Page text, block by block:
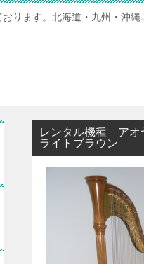
ります。北海道・九州・沖縄
レンタル機種 ア
ライトブラウン